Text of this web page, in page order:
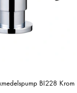
BI228 Krom